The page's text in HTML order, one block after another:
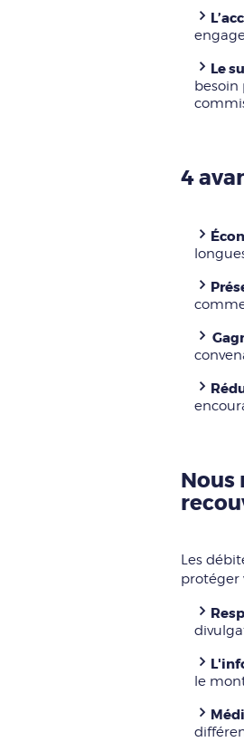
Le
besoin
4
Nous
Les
protéger
le